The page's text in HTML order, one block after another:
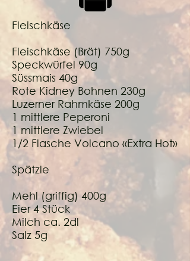
Fleischkäse
Fleischkäse (Brät) 750g
Speckwürfel 90g
Süssmais 40g
Rote Kidney Bohnen 230g
Luzerner Rahmkäse 200g
1 mittlere Peperoni
1 mittlere Zwiebel
1/2 Flasche Volcano «Extra Hot»
Spätzle
Mehl (griffig) 400g
Eier 4 Stück
Milch ca. 2dl
Salz 5g